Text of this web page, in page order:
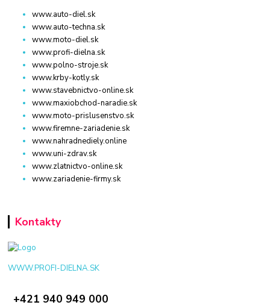
www.auto-diel.sk
www.auto-techna.sk
www.moto-diel.sk
www.profi-dielna.sk
www.polno-stroje.sk
www.krby-kotly.sk
www.stavebnictvo-online.sk
www.maxiobchod-naradie.sk
www.moto-prislusenstvo.sk
www.firemne-zariadenie.sk
www.nahradnediely.online
www.uni-zdrav.sk
www.zlatnictvo-online.sk
www.zariadenie-firmy.sk
Kontakty
WWW.PROFI-DIELNA.SK
+421 940 949 000